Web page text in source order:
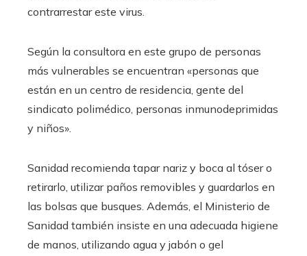
contrarrestar este virus.
Según la consultora en este grupo de personas
más vulnerables se encuentran «personas que
están en un centro de residencia, gente del
sindicato polimédico, personas inmunodeprimidas
y niños».
Sanidad recomienda tapar nariz y boca al tóser o
retirarlo, utilizar paños removibles y guardarlos en
las bolsas que busques. Además, el Ministerio de
Sanidad también insiste en una adecuada higiene
de manos, utilizando agua y jabón o gel